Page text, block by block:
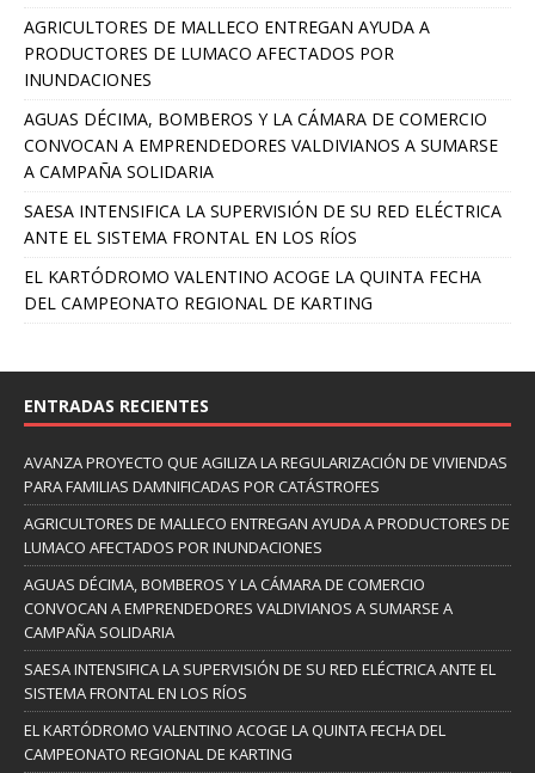
AGRICULTORES DE MALLECO ENTREGAN AYUDA A
PRODUCTORES DE LUMACO AFECTADOS POR
INUNDACIONES
AGUAS DÉCIMA, BOMBEROS Y LA CÁMARA DE COMERCIO
CONVOCAN A EMPRENDEDORES VALDIVIANOS A SUMARSE
A CAMPAÑA SOLIDARIA
SAESA INTENSIFICA LA SUPERVISIÓN DE SU RED ELÉCTRICA
ANTE EL SISTEMA FRONTAL EN LOS RÍOS
EL KARTÓDROMO VALENTINO ACOGE LA QUINTA FECHA
DEL CAMPEONATO REGIONAL DE KARTING
ENTRADAS RECIENTES
AVANZA PROYECTO QUE AGILIZA LA REGULARIZACIÓN DE VIVIENDAS
PARA FAMILIAS DAMNIFICADAS POR CATÁSTROFES
AGRICULTORES DE MALLECO ENTREGAN AYUDA A PRODUCTORES DE
LUMACO AFECTADOS POR INUNDACIONES
AGUAS DÉCIMA, BOMBEROS Y LA CÁMARA DE COMERCIO
CONVOCAN A EMPRENDEDORES VALDIVIANOS A SUMARSE A
CAMPAÑA SOLIDARIA
SAESA INTENSIFICA LA SUPERVISIÓN DE SU RED ELÉCTRICA ANTE EL
SISTEMA FRONTAL EN LOS RÍOS
EL KARTÓDROMO VALENTINO ACOGE LA QUINTA FECHA DEL
CAMPEONATO REGIONAL DE KARTING